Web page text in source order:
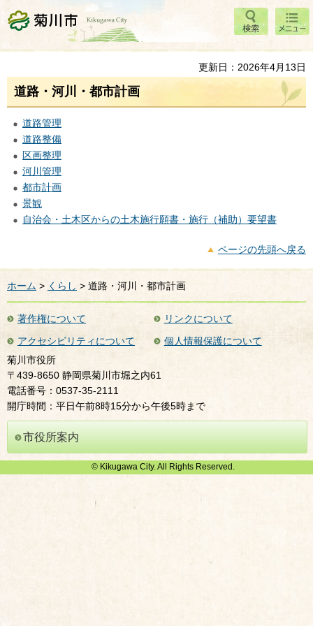
菊川市 検索
メニ
ュー
更新日：2026年4月13日
道路・河川・都市計画
道路管理
道路整備
区画整理
河川管理
都市計画
景観
自治会・土木区からの土木施行願書・施行（補助）要望書
ページの先頭へ戻る
ホーム > くらし > 道路・河川・都市計画
著作権について
リンクについて
アクセシビリティについて
個人情報保護について
菊川市役所
〒439-8650 静岡県菊川市堀之内61
電話番号：0537-35-2111
開庁時間：平日午前8時15分から午後5時まで
市役所案内
© Kikugawa City. All Rights Reserved.